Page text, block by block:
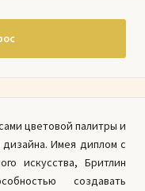
цветовой палитры и
Имея диплом с
искусства, Бритлин
создавать